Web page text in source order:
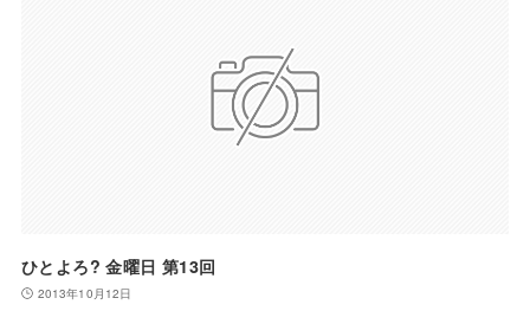
ひとよろ? 金曜日 第13回
2013年10月12日